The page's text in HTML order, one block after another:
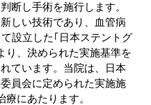
断し手術を施行します。
しい技術であり、血管病
設立した｢日本ステントグ
り、決められた実施基準を
ています。当院は、日本
員会に定められた実施施
にあたります。